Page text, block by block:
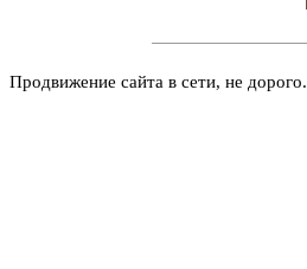
Продвижение сайта в сети, не дорого.